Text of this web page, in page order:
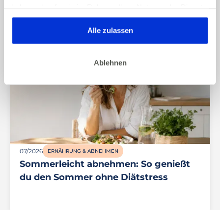
gesammelt haben. Dies gilt auch für Gesundheitsdaten,
die gegebenenfalls für die Kursdurchführung erhoben
werden.
Alle zulassen
Ablehnen
07/2026 ERNÄHRUNG & ABNEHMEN
Sommerleicht abnehmen: So genießt
du den Sommer ohne Diätstress